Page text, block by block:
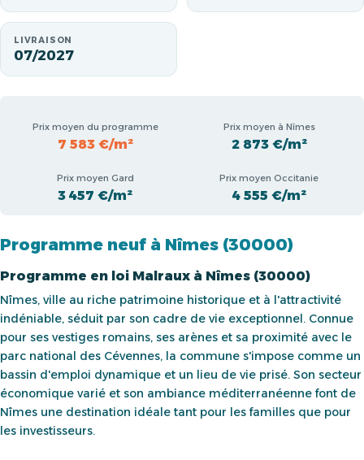
LIVRAISON
07/2027
Prix moyen du programme
7 583 €/m²
Prix moyen à Nîmes
2 873 €/m²
Prix moyen Gard
3 457 €/m²
Prix moyen Occitanie
4 555 €/m²
Programme neuf à Nîmes (30000)
Programme en loi Malraux à Nîmes (30000)
Nîmes, ville au riche patrimoine historique et à l'attractivité
indéniable, séduit par son cadre de vie exceptionnel. Connue
pour ses vestiges romains, ses arènes et sa proximité avec le
parc national des Cévennes, la commune s'impose comme un
bassin d'emploi dynamique et un lieu de vie prisé. Son secteur
économique varié et son ambiance méditerranéenne font de
Nîmes une destination idéale tant pour les familles que pour
les investisseurs.